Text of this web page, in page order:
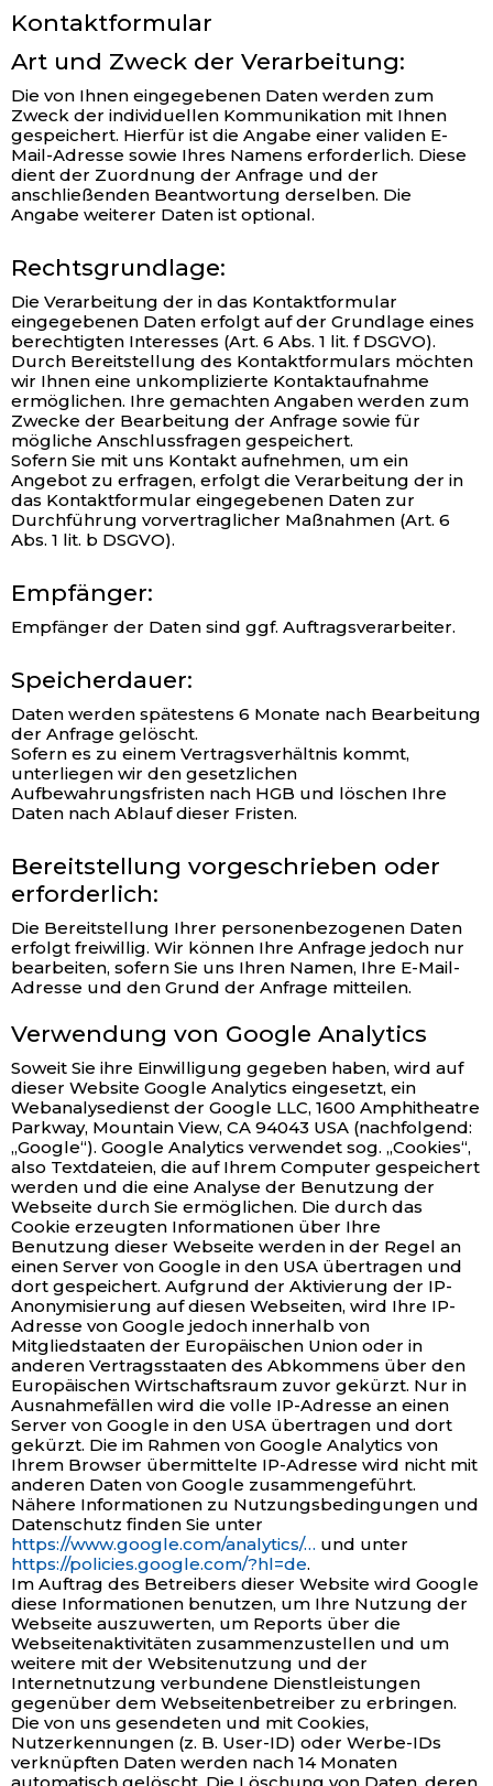
Kontaktformular
Art und Zweck der Verarbeitung:
Die von Ihnen eingegebenen Daten werden zum
Zweck der individuellen Kommunikation mit Ihnen
gespeichert. Hierfür ist die Angabe einer validen E-
Mail-Adresse sowie Ihres Namens erforderlich. Diese
dient der Zuordnung der Anfrage und der
anschließenden Beantwortung derselben. Die
Angabe weiterer Daten ist optional.
Rechtsgrundlage:
Die Verarbeitung der in das Kontaktformular
eingegebenen Daten erfolgt auf der Grundlage eines
berechtigten Interesses (Art. 6 Abs. 1 lit. f DSGVO).
Durch Bereitstellung des Kontaktformulars möchten
wir Ihnen eine unkomplizierte Kontaktaufnahme
ermöglichen. Ihre gemachten Angaben werden zum
Zwecke der Bearbeitung der Anfrage sowie für
mögliche Anschlussfragen gespeichert.
Sofern Sie mit uns Kontakt aufnehmen, um ein
Angebot zu erfragen, erfolgt die Verarbeitung der in
das Kontaktformular eingegebenen Daten zur
Durchführung vorvertraglicher Maßnahmen (Art. 6
Abs. 1 lit. b DSGVO).
Empfänger:
Empfänger der Daten sind ggf. Auftragsverarbeiter.
Speicherdauer:
Daten werden spätestens 6 Monate nach Bearbeitung
der Anfrage gelöscht.
Sofern es zu einem Vertragsverhältnis kommt,
unterliegen wir den gesetzlichen
Aufbewahrungsfristen nach HGB und löschen Ihre
Daten nach Ablauf dieser Fristen.
Bereitstellung vorgeschrieben oder
erforderlich:
Die Bereitstellung Ihrer personenbezogenen Daten
erfolgt freiwillig. Wir können Ihre Anfrage jedoch nur
bearbeiten, sofern Sie uns Ihren Namen, Ihre E-Mail-
Adresse und den Grund der Anfrage mitteilen.
Verwendung von Google Analytics
Soweit Sie ihre Einwilligung gegeben haben, wird auf
dieser Website Google Analytics eingesetzt, ein
Webanalysedienst der Google LLC, 1600 Amphitheatre
Parkway, Mountain View, CA 94043 USA (nachfolgend:
„Google“). Google Analytics verwendet sog. „Cookies“,
also Textdateien, die auf Ihrem Computer gespeichert
werden und die eine Analyse der Benutzung der
Webseite durch Sie ermöglichen. Die durch das
Cookie erzeugten Informationen über Ihre
Benutzung dieser Webseite werden in der Regel an
einen Server von Google in den USA übertragen und
dort gespeichert. Aufgrund der Aktivierung der IP-
Anonymisierung auf diesen Webseiten, wird Ihre IP-
Adresse von Google jedoch innerhalb von
Mitgliedstaaten der Europäischen Union oder in
anderen Vertragsstaaten des Abkommens über den
Europäischen Wirtschaftsraum zuvor gekürzt. Nur in
Ausnahmefällen wird die volle IP-Adresse an einen
Server von Google in den USA übertragen und dort
gekürzt. Die im Rahmen von Google Analytics von
Ihrem Browser übermittelte IP-Adresse wird nicht mit
anderen Daten von Google zusammengeführt.
Nähere Informationen zu Nutzungsbedingungen und
Datenschutz finden Sie unter
https://www.google.com/analytics/… und unter
https://policies.google.com/?hl=de.
Im Auftrag des Betreibers dieser Website wird Google
diese Informationen benutzen, um Ihre Nutzung der
Webseite auszuwerten, um Reports über die
Webseitenaktivitäten zusammenzustellen und um
weitere mit der Websitenutzung und der
Internetnutzung verbundene Dienstleistungen
gegenüber dem Webseitenbetreiber zu erbringen.
Die von uns gesendeten und mit Cookies,
Nutzerkennungen (z. B. User-ID) oder Werbe-IDs
verknüpften Daten werden nach 14 Monaten